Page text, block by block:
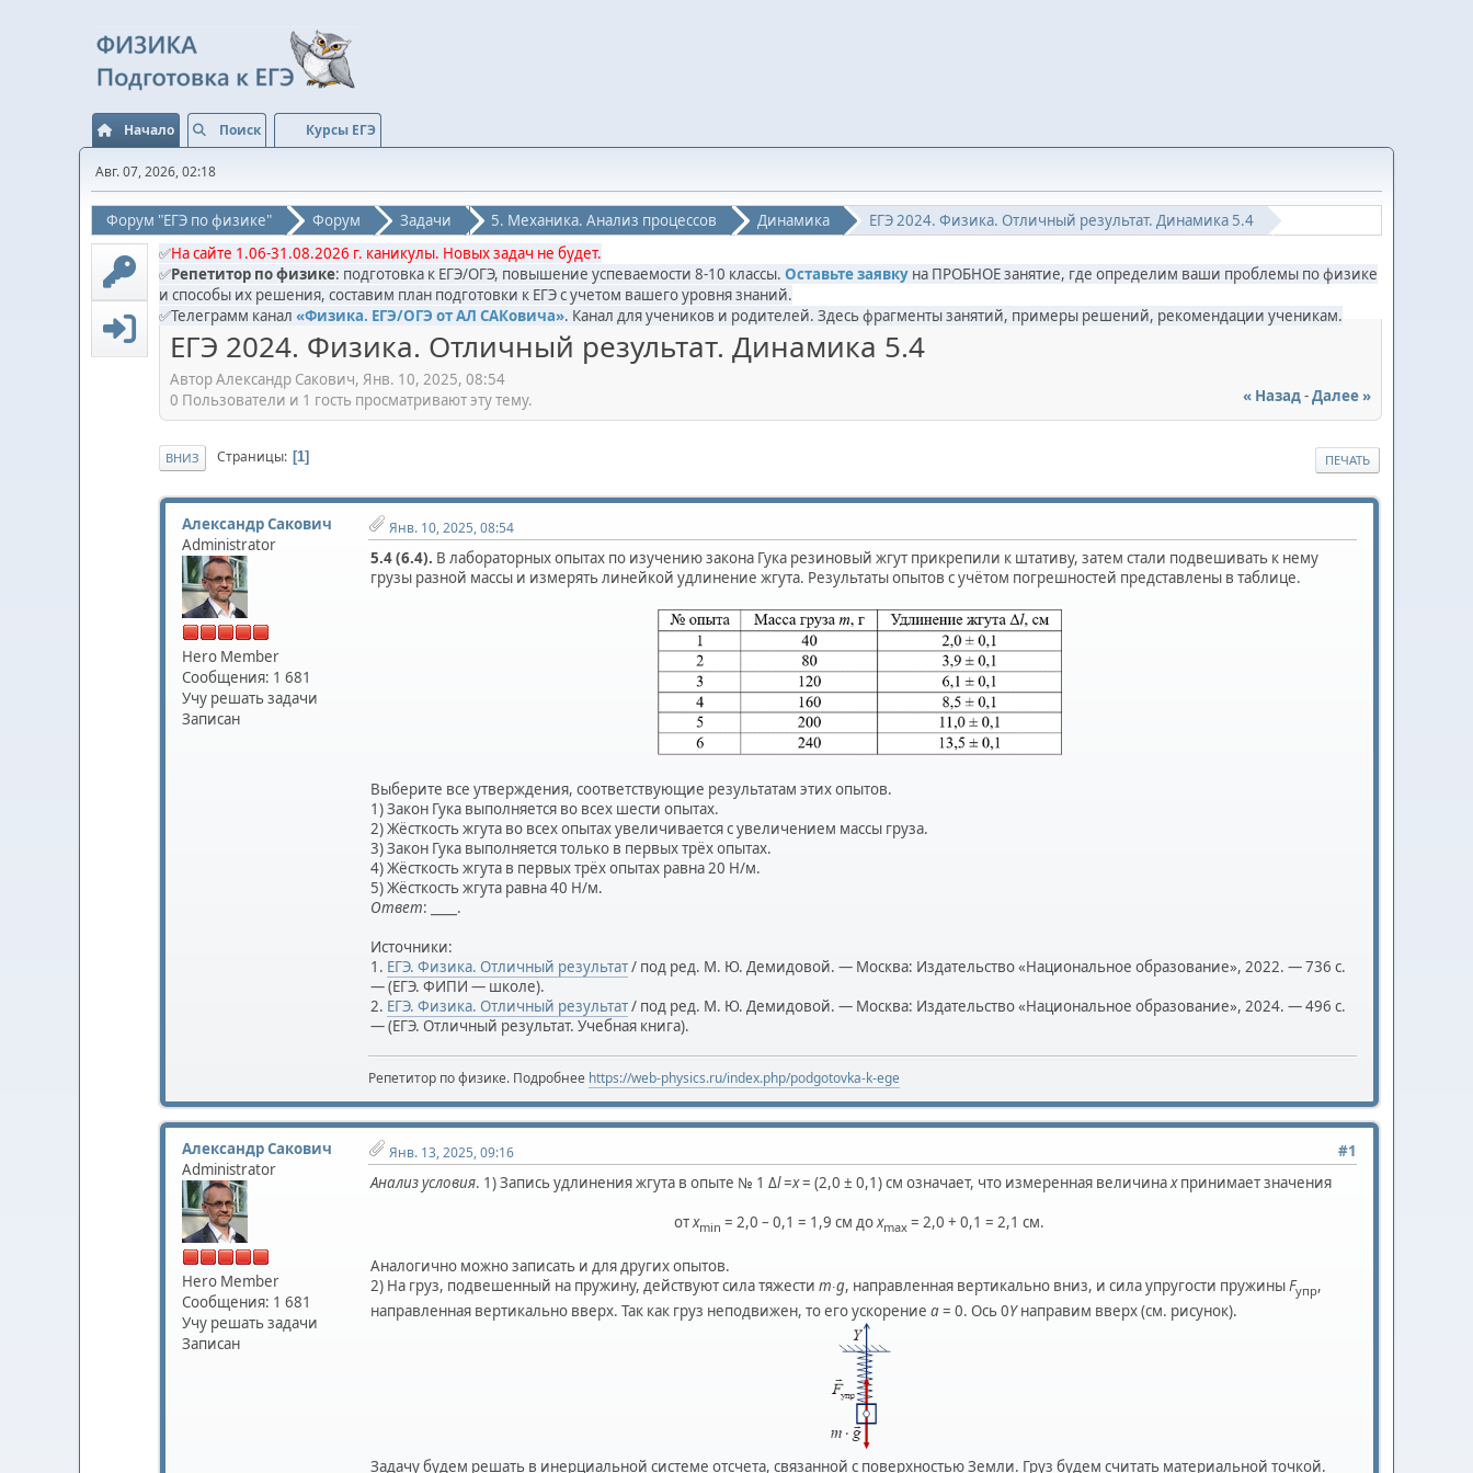
Начало Поиск Курсы ЕГЭ
Авг. 07, 2026, 02:18
Форум "ЕГЭ по физике" Форум Задачи 5. Механика. Анализ процессов Динамика
ЕГЭ 2024. Физика. Отличный результат. Динамика 5.4
✅На сайте 1.06-31.08.2026 г. каникулы. Новых задач не будет.
✅Репетитор по физике: подготовка к ЕГЭ/ОГЭ, повышение успеваемости 8-10 классы. Оставьте заявку на ПРОБНОЕ занятие, где определим ваши проблемы по физике
и способы их решения, составим план подготовки к ЕГЭ с учетом вашего уровня знаний.
✅Телеграмм канал «Физика. ЕГЭ/ОГЭ от АЛ САКовича». Канал для учеников и родителей. Здесь фрагменты занятий, примеры решений, рекомендации ученикам.
ЕГЭ 2024. Физика. Отличный результат. Динамика 5.4
Автор Александр Сакович, Янв. 10, 2025, 08:54
« Назад-Далее »
0 Пользователи и 1 гость просматривают эту тему.
ПЕЧАТЬ
ВНИЗ Страницы 1
Александр Сакович
Administrator
Hero Member
Сообщения: 1 681
Учу решать задачи
Записан
Янв. 10, 2025, 08:54
5.4 (6.4). В лабораторных опытах по изучению закона Гука резиновый жгут прикрепили к штативу, затем стали подвешивать к нему
грузы разной массы и измерять линейкой удлинение жгута. Результаты опытов с учётом погрешностей представлены в таблице.
Выберите все утверждения, соответствующие результатам этих опытов.
1) Закон Гука выполняется во всех шести опытах.
2) Жёсткость жгута во всех опытах увеличивается с увеличением массы груза.
3) Закон Гука выполняется только в первых трёх опытах.
4) Жёсткость жгута в первых трёх опытах равна 20 Н/м.
5) Жёсткость жгута равна 40 Н/м.
Ответ: ____.
Источники:
1. ЕГЭ. Физика. Отличный результат/ под ред. М. Ю. Демидовой. — Москва: Издательство «Национальное образование», 2022. — 736 с.
— (ЕГЭ. ФИПИ — школе).
2. ЕГЭ. Физика. Отличный результат/ под ред. М. Ю. Демидовой. — Москва: Издательство «Национальное образование», 2024. — 496 с.
— (ЕГЭ. Отличный результат. Учебная книга).
Репетитор по физике. Подробнее https://web-physics.ru/index.php/podgotovka-k-ege
Александр Сакович
Administrator
Hero Member
Сообщения: 1 681
Учу решать задачи
Записан
#1
Янв. 13, 2025, 09:16
Анализ условия. 1) Запись удлинения жгута в опыте № 1 Δl=x= (2,0 ± 0,1) см означает, что измеренная величинаxпринимает значения
отxmin = 2,0 – 0,1 = 1,9 см доxmax = 2,0 + 0,1 = 2,1 см.
Аналогично можно записать и для других опытов.
2) На груз, подвешенный на пружину, действуют сила тяжести m∙g, направленная вертикально вниз, и сила упругости пружиныFупр,
направленная вертикально вверх. Так как груз неподвижен, то его ускорение a= 0. Ось 0Yнаправим вверх (см. рисунок).
Задачу будем решать в инерциальной системе отсчета, связанной с поверхностью Земли. Груз будем считать материальной точкой.